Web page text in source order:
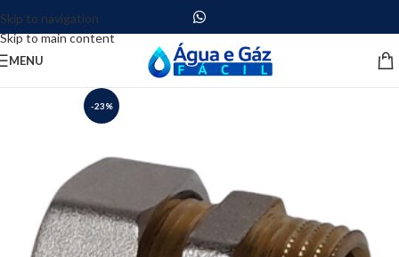
Skip to navigation
Skip to main content
MENU
-23%